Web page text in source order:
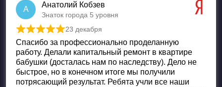
А
Анатолий Кобзев
Знаток города 5 уровня
Оценка из 5
23 декабря
Спасибо за профессионально проделанную
работу. Делали капитальный ремонт в квартире
бабушки (досталась нам по наследству). Дело не
быстрое, но в конечном итоге мы получили
потрясающий результат. Ребята учли все наши